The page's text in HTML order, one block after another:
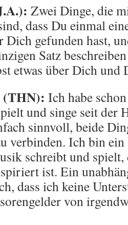
Zwei Dinge, die
dass Du einmal
gefunden hast,
Satz
etwas über Dich und
Ich habe
und singe seit der
sinnvoll, beide
verbinden. Ich bin
schreibt und spielt,
ist. Ein
dass ich keine
von